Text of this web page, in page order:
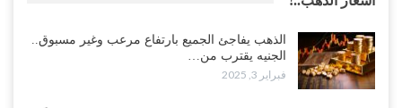
الذهب يفاجئ الجميع بارتفاع مرعب وغير مسبوق..
الجنيه يقترب من…
فبراير 3, 2025